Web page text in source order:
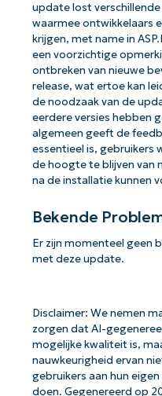
update lost
waarmee ontwikkelaars
krijgen, met name in
een voorzichtige
ontbreken van nieuwe
release, wat ertoe kan
de noodzaak van de
eerdere versies hebben
algemeen geeft de
essentieel is, gebruikers
de hoogte te blijven van
na de installatie kunnen
Bekende
Er zijn momenteel geen
met deze update.
Disclaimer: We nemen
zorgen dat AI-
mogelijke kwaliteit is,
nauwkeurigheid ervan
gebruikers aan hun
doen. Gegenereerd op